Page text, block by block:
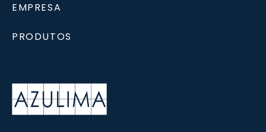
EMPRESA
PRODUTOS